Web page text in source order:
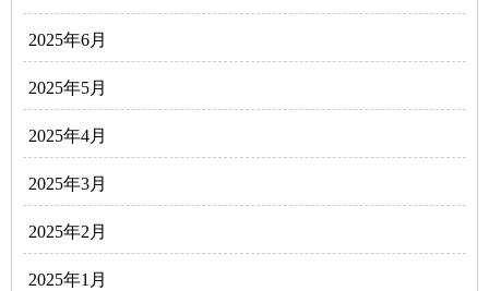
2025年6月
2025年5月
2025年4月
2025年3月
2025年2月
2025年1月